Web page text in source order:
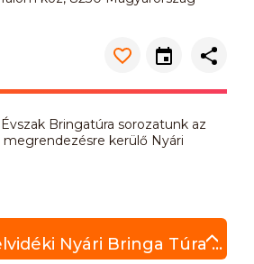
Bringatúra sorozatunk az
kerülő Nyári
VII. Balaton-felvidéki Nyári Bringa Túra 40